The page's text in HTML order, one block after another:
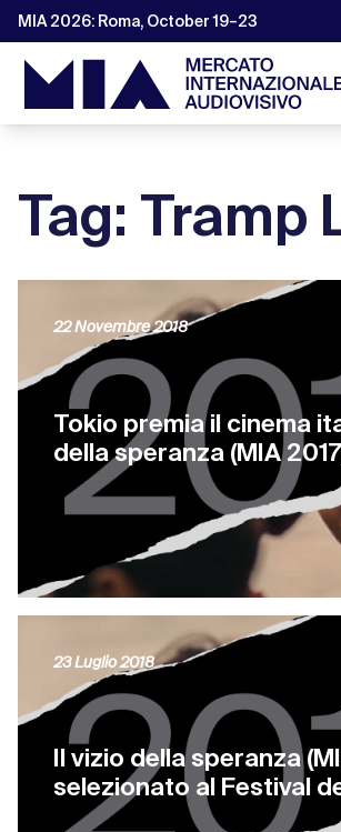
MIA 2026: Roma, October 19–23
Tag: Tramp
Tokio premia il cinema
della speranza (MIA
22 Novembre 2018
Il vizio della speranza
selezionato al Festival
23 Luglio 2018